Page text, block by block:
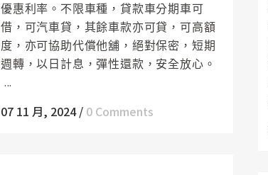
優惠利率。不限車種，貸款車分期車可
借，可汽車貸，其餘車款亦可貸，可高額
度，亦可協助代償他舖，絕對保密，短期
週轉，以日計息，彈性還款，安全放心。
...
07 11 月, 2024/ 0 Comments